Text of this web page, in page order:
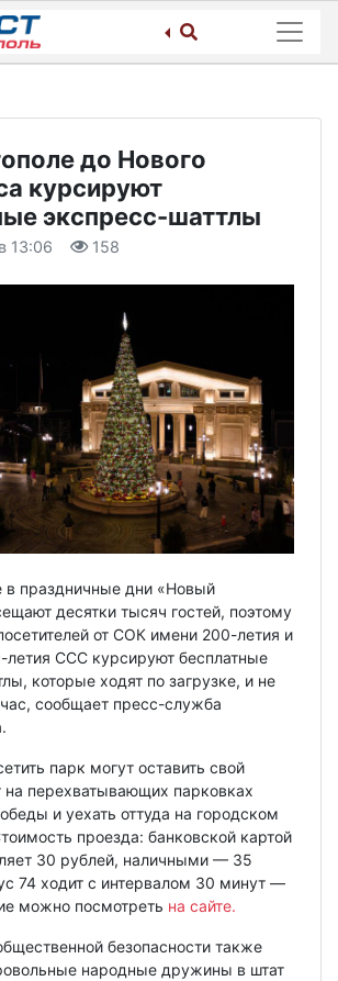
до Нового
курсируют
экспресс-шаттлы
13:06 158
в праздничные дни «Новый
десятки тысяч гостей, поэтому
от СОК имени 200-летия и
летия ССС курсируют бесплатные
которые ходят по загрузке, и не
сообщает пресс-служба
парк могут оставить свой
на перехватывающих парковках
и уехать оттуда на городском
проезда: банковской картой
30 рублей, наличными — 35
74 ходит с интервалом 30 минут —
можно посмотреть на сайте.
безопасности также
народные дружины в штат